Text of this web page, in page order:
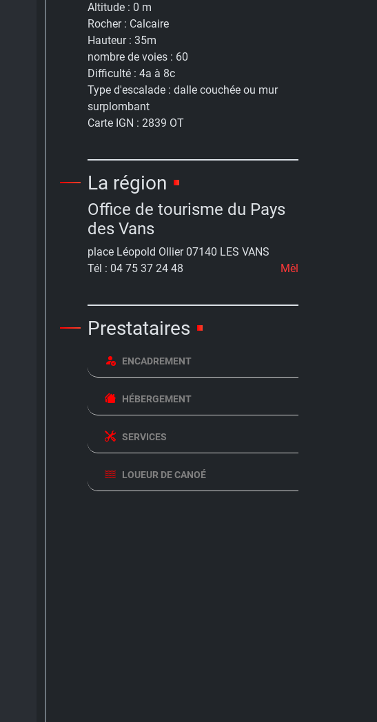
Altitude : 0 m
Rocher : Calcaire
Hauteur : 35m
nombre de voies : 60
Difficulté : 4a à 8c
Type d'escalade : dalle couchée ou mur
surplombant
Carte IGN : 2839 OT
La région
Office de tourisme du Pays
des Vans
place Léopold Ollier 07140 LES VANS
Tél : 04 75 37 24 48
Mèl
Prestataires
ENCADREMENT
HÉBERGEMENT
SERVICES
LOUEUR DE CANOÉ